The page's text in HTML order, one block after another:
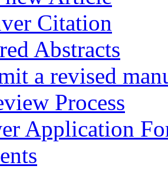
Citation
Abstracts
a revised
Process
Application